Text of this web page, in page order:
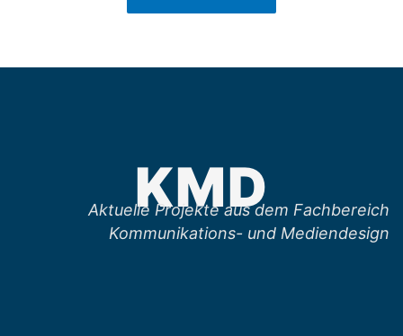
KMD
Aktuelle Projekte aus dem Fachbereich
Kommunikations- und Mediendesign